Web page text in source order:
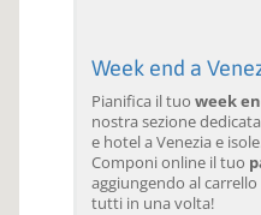
Week end a
Pianifica il tuo week
nostra sezione
e hotel a Venezia e
Componi online il tuo
aggiungendo al
tutti in una volta!